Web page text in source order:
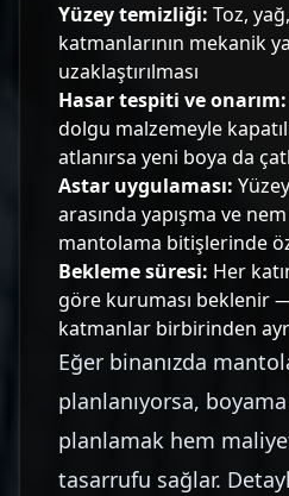
Yüzey temizliği: Toz,
katmanlarının mekanik
uzaklaştırılması
Hasar tespiti ve onarım:
dolgu malzemeyle
atlanırsa yeni boya da
Astar uygulaması:
arasında yapışma ve
mantolama bitişlerinde
Bekleme süresi: Her
göre kuruması beklenir
katmanlar birbirinden
Eğer binanızda
planlanıyorsa,
planlamak hem
tasarrufu sağlar.